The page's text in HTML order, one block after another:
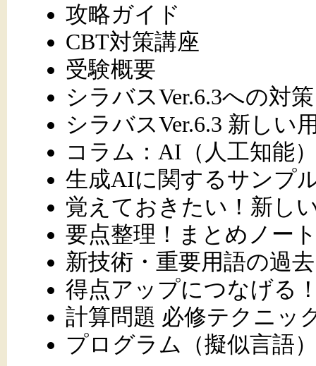
攻略ガイド
CBT対策講座
受験概要
シラバスVer.6.3への対策
シラバスVer.6.3 新しい
コラム：AI（人工知能
生成AIに関するサンプ
覚えておきたい！新し
要点整理！まとめノー
新技術・重要用語の過
得点アップにつなげる
計算問題 必修テクニッ
プログラム（擬似言語